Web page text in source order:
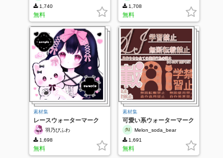
1,740
無料
1,708
無料
素材集
レースウォーターマーク
羽乃ぴふわ
1,698
無料
素材集
可愛い系ウォーターマーク
セットMelon_soda_bear
1,691
無料